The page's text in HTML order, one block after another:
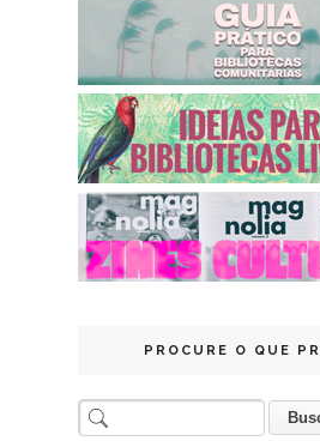
PROCURE O QUE